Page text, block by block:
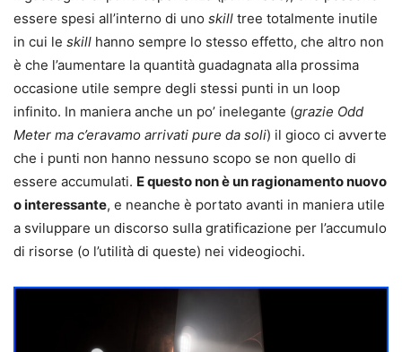
essere spesi all’interno di uno skill tree totalmente inutile
in cui le skill hanno sempre lo stesso effetto, che altro non
è che l’aumentare la quantità guadagnata alla prossima
occasione utile sempre degli stessi punti in un loop
infinito. In maniera anche un po’ inelegante (grazie Odd
Meter ma c’eravamo arrivati pure da soli) il gioco ci avverte
che i punti non hanno nessuno scopo se non quello di
essere accumulati. E questo non è un ragionamento nuovo
o interessante, e neanche è portato avanti in maniera utile
a sviluppare un discorso sulla gratificazione per l’accumulo
di risorse (o l’utilità di queste) nei videogiochi.